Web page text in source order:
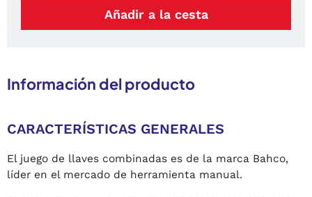
Añadir a la cesta
Información del producto
CARACTERÍSTICAS GENERALES
El juego de llaves combinadas es de la marca Bahco,
líder en el mercado de herramienta manual.